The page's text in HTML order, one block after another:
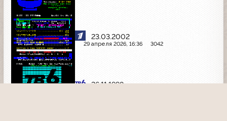
23.03.2002
29 апреля 2026, 16:36 3042
26.11.1998